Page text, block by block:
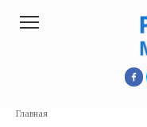
Главная